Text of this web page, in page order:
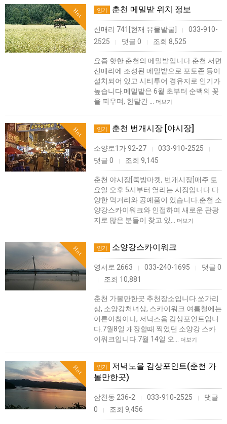
Hot 인기 춘천 메밀밭 위치 정보
신매리 741[현재 유물발굴] |
033-910-
2525
| 댓글 0 | 조회 8,525
요즘 핫한 춘천의 메밀밭입니다.춘천 서면
신매리에 조성된 메밀밭으로 포토존 등이
설치되어 있고 시티투어 경유지로 인기가
높습니다.메밀밭은 6월 초부터 순백의 꽃
을 피우며, 한달간 …
더보기
Hot 인기 춘천 번개시장 [야시장]
소양로1가 92-27 | 033-910-2525 |
댓글 0 | 조회 9,145
춘천 야시장[뚝방마켓, 번개시장]매주 토
요일 오후 5시부터 열리는 시장입니다.다
양한 먹거리와 공예품이 있습니다.춘천 소
양강스카이워크와 인접하여 새로운 관광
지로 많은 분들이 찾고 있…
더보기
Hot 인기 소양강스카이워크
영서로 2663 | 033-240-1695 | 댓글 0
| 조회 10,881
춘천 가볼만한곳 추천장소입니다.쏘가리
상, 소양강처녀상, 스카이워크 여름철에는
이른아침이나, 저녁즈음 감상포인트입니
다.7월8일 개장할때 찍었던 소양강 스카
이워크입니다.7월 14일 오…
더보기
Hot 인기
저녁노을 감상포인트(춘천 가
볼만한곳)
삼천동 236-2 | 033-910-2525 |
댓글
0
| 조회 9,456